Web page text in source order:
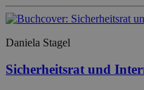
Daniela Stagel
Sicherheitsrat und